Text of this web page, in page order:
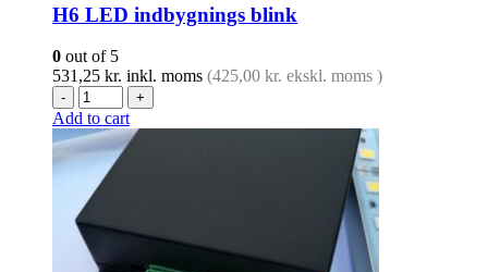
H6 LED indbygnings blink
0 out of 5
531,25 kr. inkl. moms (425,00 kr. ekskl. moms )
- +
Add to cart